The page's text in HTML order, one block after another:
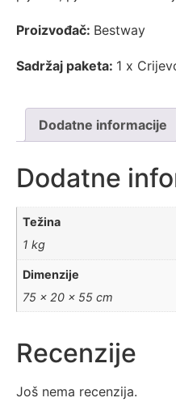
Proizvođač: Bestway
Sadržaj paketa: 1 x
Dodatne informacije
Dodatne
Težina
1 kg
Dimenzije
75 × 20 × 55 cm
Recenzije
Još nema recenzija.